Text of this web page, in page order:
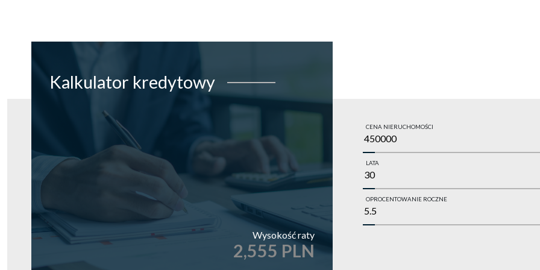
Kalkulator kredytowy
Wysokość raty
2,555 PLN
CENA NIERUCHOMOŚCI
LATA
OPROCENTOWANIE ROCZNE